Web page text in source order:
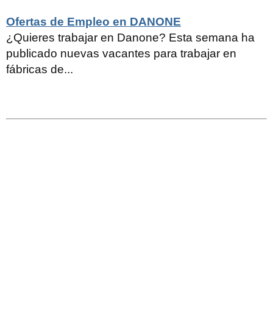
Ofertas de Empleo en DANONE
¿Quieres trabajar en Danone? Esta semana ha
publicado nuevas vacantes para trabajar en
fábricas de...